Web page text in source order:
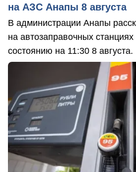
на АЗС Анапы 8 августа
В администрации Анапы
на автозаправочных
состоянию на 11:30 8 августа.